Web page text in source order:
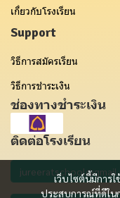
เว็บไซต์นี้มีการ
ประสบการณ์ที่ดีใน
เกี่ยวกับโรงเรียน
Support
วิธีการสมัครเรียน
วิธีการชำระเงิน
ช่องทางชำระเงิน
ติดต่อโรงเรียน